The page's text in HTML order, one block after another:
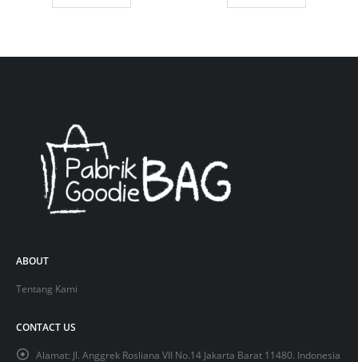
ABOUT
Tentang Kami
CONTACT US
Alamat: Jl. Anggrek Rosliana VII No.14 Jakarta Barat 11480. Indonesia